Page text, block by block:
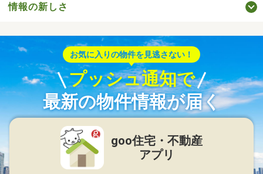
情報の新しさ
お気に入りの物件を見逃さない！
プッシュ通知で
最新の物件情報が届く
goo住宅・不動産
アプリ